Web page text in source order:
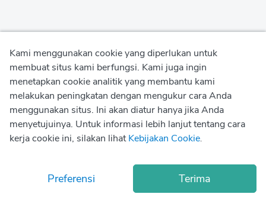
© Copyright2026 Okadoc Technologies FZ-LLC
Kebijakan Privasi
Kebijakan Penggunaan
Kebijakan Cookie
Kami menggunakan cookie yang diperlukan untuk
membuat situs kami berfungsi. Kami juga ingin
menetapkan cookie analitik yang membantu kami
melakukan peningkatan dengan mengukur cara Anda
menggunakan situs. Ini akan diatur hanya jika Anda
menyetujuinya. Untuk informasi lebih lanjut tentang cara
kerja cookie ini, silakan lihat Kebijakan Cookie.
Preferensi Terima